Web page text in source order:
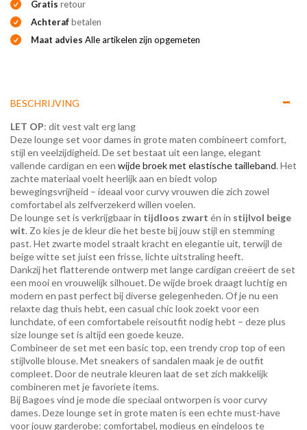
Gratis retour
Achterafbetalen
Maat advies Alle artikelen zijn opgemeten
BESCHRIJVING
LET OP: dit vest valt erg lang
Deze lounge set voor dames in grote maten combineert comfort,
stijl en veelzijdigheid. De set bestaat uit een lange, elegant
vallende cardigan en een wijde broek met elastische tailleband. Het
zachte materiaal voelt heerlijk aan en biedt volop
bewegingsvrijheid – ideaal voor curvy vrouwen die zich zowel
comfortabel als zelfverzekerd willen voelen.
De lounge set is verkrijgbaar in tijdloos zwart én in stijlvol beige
wit. Zo kies je de kleur die het beste bij jouw stijl en stemming
past. Het zwarte model straalt kracht en elegantie uit, terwijl de
beige witte set juist een frisse, lichte uitstraling heeft.
Dankzij het flatterende ontwerp met lange cardigan creëert de set
een mooi en vrouwelijk silhouet. De wijde broek draagt luchtig en
modern en past perfect bij diverse gelegenheden. Of je nu een
relaxte dag thuis hebt, een casual chic look zoekt voor een
lunchdate, of een comfortabele reisoutfit nodig hebt – deze plus
size lounge set is altijd een goede keuze.
Combineer de set met een basic top, een trendy crop top of een
stijlvolle blouse. Met sneakers of sandalen maak je de outfit
compleet. Door de neutrale kleuren laat de set zich makkelijk
combineren met je favoriete items.
Bij Bagoes vind je mode die speciaal ontworpen is voor curvy
dames. Deze lounge set in grote maten is een echte must-have
voor jouw garderobe: comfortabel, modieus en eindeloos te